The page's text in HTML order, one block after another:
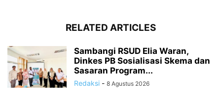
RELATED ARTICLES
Sambangi RSUD Elia Waran,
Dinkes PB Sosialisasi Skema dan
Sasaran Program...
Redaksi - 8 Agustus 2026